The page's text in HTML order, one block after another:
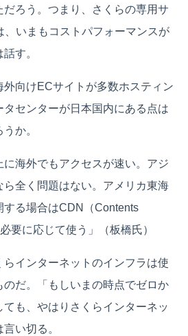
だろう。つまり、さくらの専用サ
、いまもコストパフォーマンスが
す。
外向けECサイトが多数ホスティン
センターが日本国内にある点は
か。
に海外でもアクセスが速い。アジ
ら全く問題はない。アメリカ東海
する場合はCDN（Contents
要に応じて使う」（板橋氏）
インターネットのインフラは使
のだ。「もしいまの時点でゼロか
ても、やはりさくらインターネッ
い切る。